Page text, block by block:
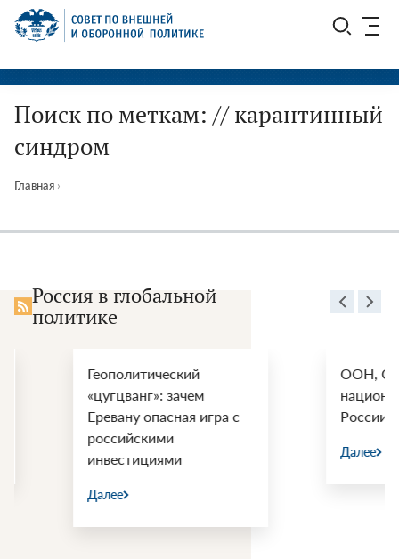
Перейти
СВОП
Поиск по меткам: // карантинный
синдром
Главная ›
Россия в глобальной
политике
Геополитический
«цугцванг»: зачем
Еревану опасная игра с
российскими
инвестициями
ООН, СПИД и
национальные